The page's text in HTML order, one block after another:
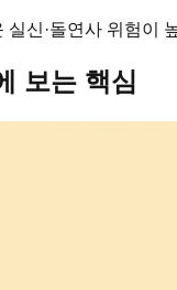
신·돌연사 위험이
보는 핵심